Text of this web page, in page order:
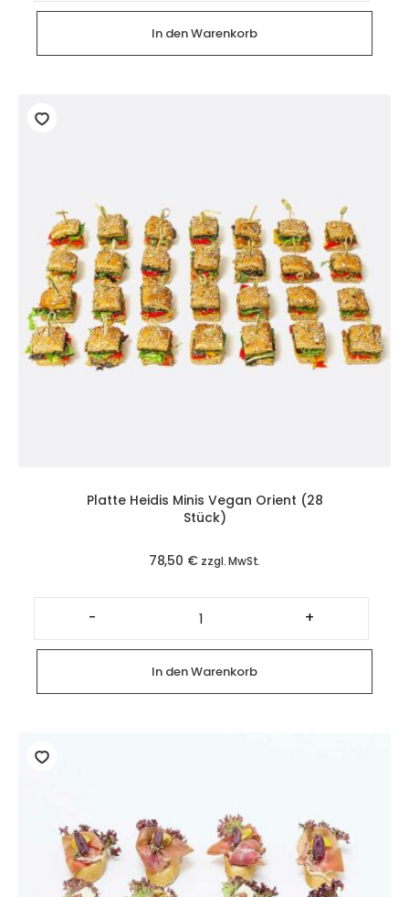
Paninis
(12
Stück)
Menge
In den Warenkorb
Platte Heidis Minis Vegan Orient (28
Stück)
78,50 € zzgl. MwSt.
-
Platte
Heidis
Minis
Vegan
Orient
(28
Stück)
Menge
+
In den Warenkorb